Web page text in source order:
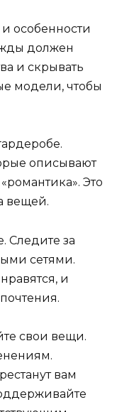
особенности
должен
и скрывать
модели, чтобы
описывают
Это
вещей.
Следите за
сетями.
и
свои вещи.
вам